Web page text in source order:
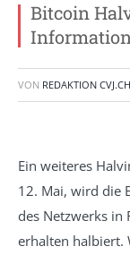
Bitcoin
VON REDAKTION CVJ.CH
Ein weiteres
12. Mai, wird die
des Netzwerks in
erhalten halbiert.